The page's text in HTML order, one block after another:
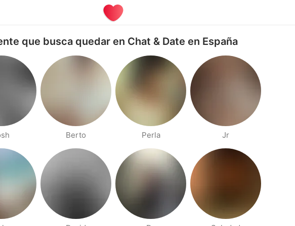
que busca quedar en Chat & Date en España
Berto Perla Jr